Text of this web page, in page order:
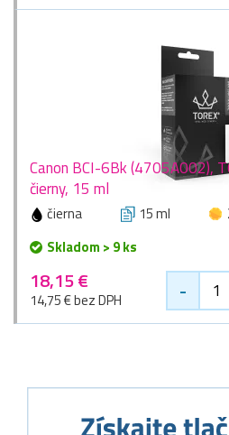
Canon BCI-6Bk (4705A002),
čierny, 15 ml
čierna 15 ml
Skladom > 9 ks
18,15 €
14,75 € bez DPH -